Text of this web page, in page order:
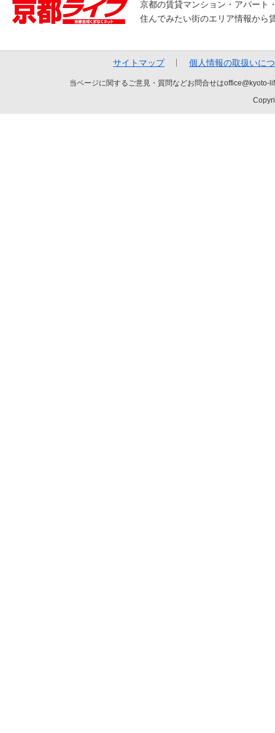
京都の賃貸マンション・アパート
住んでみたい街のエリア情報から
サイトマップ 個人情報の取扱いに
当ページに関するご意見・質問などお問合せは